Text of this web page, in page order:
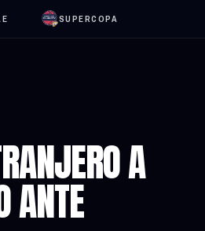
SUPERCOPA
A
ANTE